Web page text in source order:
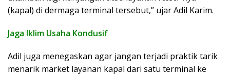
(kapal) di dermaga terminal tersebut,” ujar Adil Karim.
Jaga Iklim Usaha Kondusif
Adil juga menegaskan agar jangan terjadi praktik tarik
menarik market layanan kapal dari satu terminal ke